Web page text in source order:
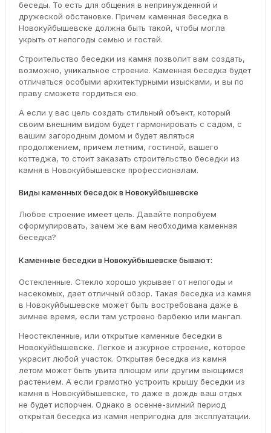
беседы. То есть для общения в непринужденной и
дружеской обстановке. Причем каменная беседка в
Новокуйбышевске должна быть такой, чтобы могла
укрыть от непогоды семью и гостей.
Строительство беседки из камня позволит вам создать,
возможно, уникальное строение. Каменная беседка будет
отличаться особыми архитектурными изысками, и вы по
праву сможете гордиться ею.
А если у вас цель создать стильный объект, который
своим внешним видом будет гармонировать с садом, с
вашим загородным домом и будет являться
продолжением, причем летним, гостиной, вашего
коттеджа, то стоит заказать строительство беседки из
камня в Новокуйбышевске профессионалам.
Виды каменных беседок в Новокуйбышевске
Любое строение имеет цель. Давайте попробуем
сформулировать, зачем же вам необходима каменная
беседка?
Каменные беседки в Новокуйбышевске бывают:
Остекленные. Стекло хорошо укрывает от непогоды и
насекомых, дает отличный обзор. Такая беседка из камня
в Новокуйбышевске может быть востребована даже в
зимнее время, если там устроено барбекю или мангал.
Неостекленные, или открытые каменные беседки в
Новокуйбышевске. Легкое и ажурное строение, которое
украсит любой участок. Открытая беседка из камня
летом может быть увита плющом или другим вьющимся
растением. А если грамотно устроить крышу беседки из
камня в Новокуйбышевске, то даже в дождь ваш отдых
не будет испорчен. Однако в осенне-зимний период
открытая беседка из камня непригодна для эксплуатации.